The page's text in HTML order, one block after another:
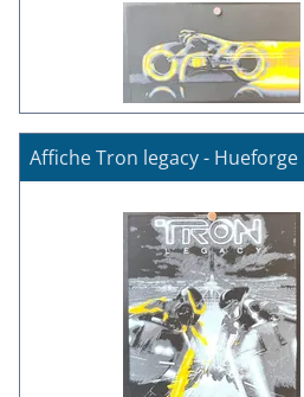
Affiche Tron legacy - Hueforge